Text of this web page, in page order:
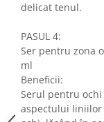
delicat tenul.
PASUL 4:
Ser pentru zona
ml
Beneficii:
Serul pentru
aspectului